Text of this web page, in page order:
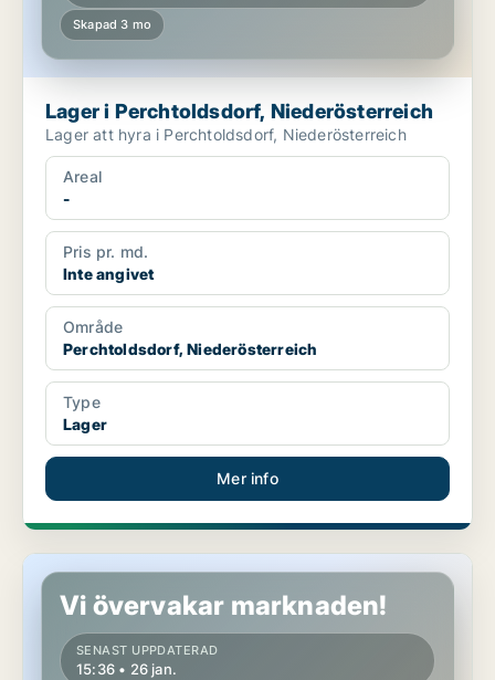
Skapad 3 mo
Lager i Perchtoldsdorf, Niederösterreich
Lager att hyra i Perchtoldsdorf, Niederösterreich
Areal
-
Pris pr. md.
Inte angivet
Område
Perchtoldsdorf, Niederösterreich
Type
Lager
Mer info
Lager i Perchtoldsdorf, Niederösterreich
Vi övervakar marknaden!
SENAST UPPDATERAD
15:36 • 26 jan.